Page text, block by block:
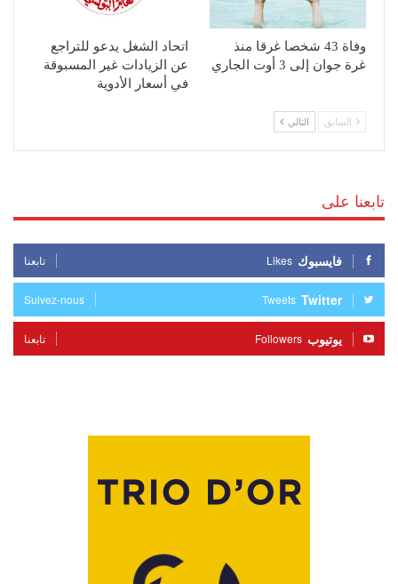
وفاة 43 شخصا غرقا منذ
غرة جوان إلى 3 أوت الجاري
اتحاد الشغل يدعو للتراجع
عن الزيادات غير المسبوقة
في أسعار الأدوية
السابق التالي
تابعنا على
فايسبوك Likes تابعنا
Twitter
Tweets
Suivez-nous
يوتيوب Followers تابعنا